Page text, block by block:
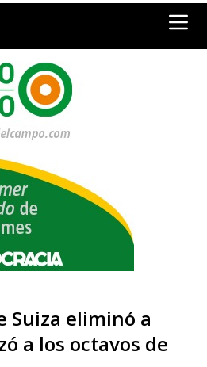
Suiza eliminó a
a los octavos de